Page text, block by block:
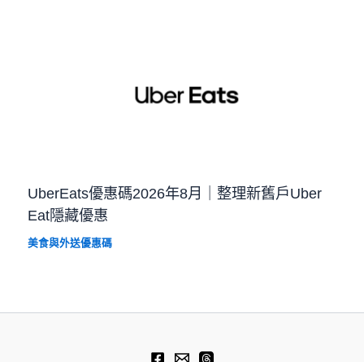
UberEats優惠碼2026年8月｜整理新舊戶Uber
Eat隱藏優惠
美食與外送優惠碼